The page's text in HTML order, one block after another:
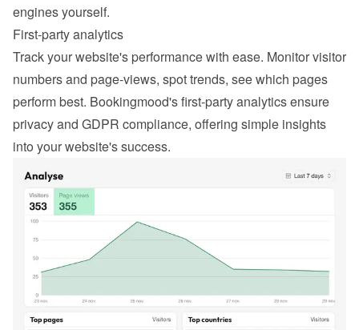
engines yourself.
First-party analytics
Track your website's performance with ease. Monitor visitor
numbers and page-views, spot trends, see which pages
perform best. Bookingmood's first-party analytics ensure
privacy and GDPR compliance, offering simple insights
into your website's success.